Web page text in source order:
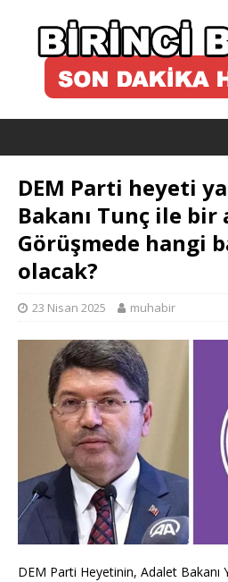
DEM Parti heyeti
Bakanı Tunç ile
Görüşmede hangi
olacak?
23 Nisan 2025 muhabir
DEM Parti Heyetinin, Adalet Bakanı